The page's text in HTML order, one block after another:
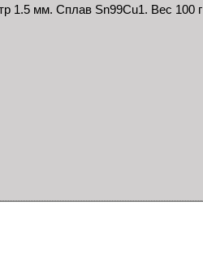
1.5 мм. Сплав Sn99Cu1. Вес 100 г